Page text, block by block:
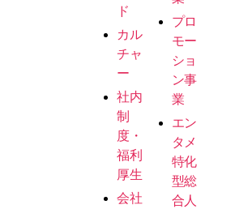
ド
カル
チャ
ー
社内
制
度・
福利
厚生
会社
プロ
モー
ショ
ン事
業
エン
タメ
特化
型総
合人